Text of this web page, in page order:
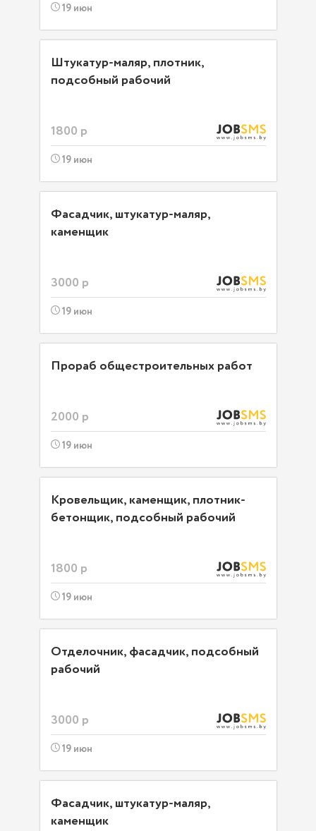
19 июн
Штукатур-маляр, плотник,
подсобный рабочий
1800 р
19 июн
Фасадчик, штукатур-маляр,
каменщик
3000 р
19 июн
Прораб общестроительных работ
2000 р
19 июн
Кровельщик, каменщик, плотник-
бетонщик, подсобный рабочий
1800 р
19 июн
Отделочник, фасадчик, подсобный
рабочий
3000 р
19 июн
Фасадчик, штукатур-маляр,
каменщик